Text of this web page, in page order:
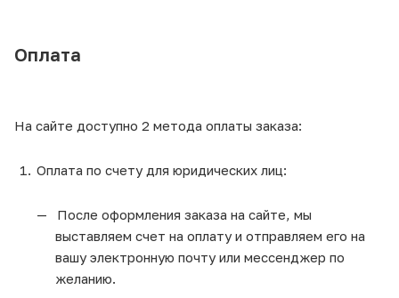
Оплата
На сайте доступно 2 метода оплаты заказа:
Оплата по счету для юридических лиц:
После оформления заказа на сайте, мы
выставляем счет на оплату и отправляем его на
вашу электронную почту или мессенджер по
желанию.